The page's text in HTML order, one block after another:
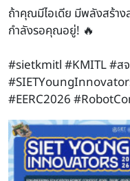
ถ้าคุณมีไอเดีย มีพลังสร้าง
กำลังรอคุณอยู่! 🔥
#sietkmitl #KMITL #ส
#EERC2026